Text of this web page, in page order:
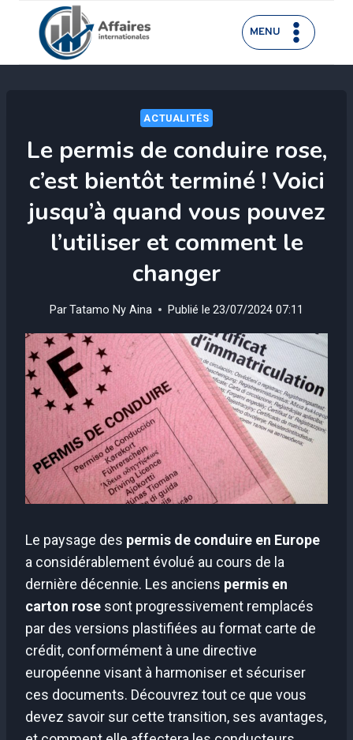
contenu
MENU
ACTUALITÉS
Le permis de conduire rose,
c’est bientôt terminé ! Voici
jusqu’à quand vous pouvez
l’utiliser et comment le
changer
ParTatamo Ny Aina Publié le 23/07/2024 07:11
Le paysage des permis de conduire en Europe
a considérablement évolué au cours de la
dernière décennie. Les anciens permis en
carton rose sont progressivement remplacés
par des versions plastifiées au format carte de
crédit, conformément à une directive
européenne visant à harmoniser et sécuriser
ces documents. Découvrez tout ce que vous
devez savoir sur cette transition, ses avantages,